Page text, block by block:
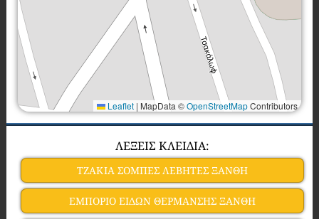
Leaflet | MapData ©OpenStreetMapContributors
ΛΕΞΕΙΣ ΚΛΕΙΔΙΑ:
ΤΖΑΚΙΑ ΣΟΜΠΕΣ ΛΕΒΗΤΕΣ ΞΑΝΘΗ
ΕΜΠΟΡΙΟ ΕΙΔΩΝ ΘΕΡΜΑΝΣΗΣ ΞΑΝΘΗ